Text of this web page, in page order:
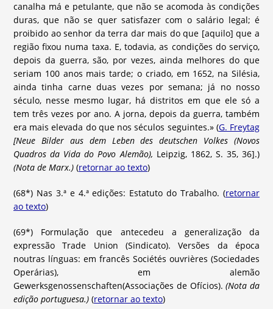
canalha má e petulante, que não se acomoda às condições
duras, que não se quer satisfazer com o salário legal; é
proibido ao senhor da terra dar mais do que [aquilo] que a
região fixou numa taxa. E, todavia, as condições do serviço,
depois da guerra, são, por vezes, ainda melhores do que
seriam 100 anos mais tarde; o criado, em 1652, na Silésia,
ainda tinha carne duas vezes por semana; já no nosso
século, nesse mesmo lugar, há distritos em que ele só a
tem três vezes por ano. A jorna, depois da guerra, também
era mais elevada do que nos séculos seguintes.» (G. Freytag
[Neue Bilder aus dem Leben des deutschen Volkes (Novos
Quadros da Vida do Povo Alemão), Leipzig, 1862, S. 35, 36].)
(Nota de Marx.) (retornar ao texto)
(68*) Nas 3.ª e 4.ª edições: Estatuto do Trabalho. (retornar
ao texto)
(69*) Formulação que antecedeu a generalização da
expressão Trade Union (Sindicato). Versões da época
noutras línguas: em francês Sociétés ouvrières (Sociedades
Operárias), em alemão
Gewerksgenossenschaften(Associações de Ofícios).(Nota da
edição portuguesa.) (retornar ao texto)